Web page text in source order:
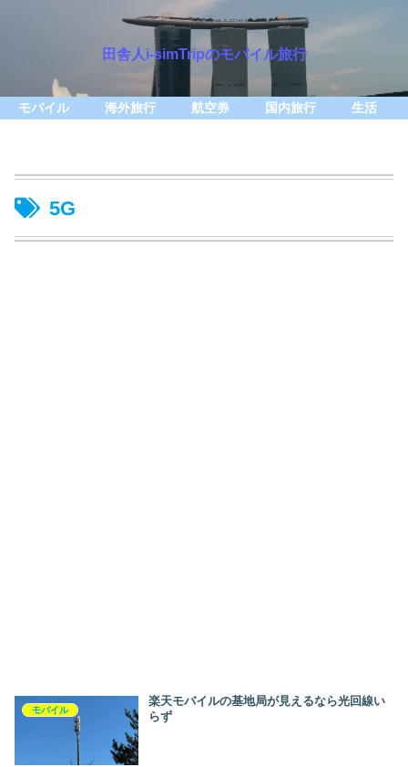
田舎人i-simTripのモバイル旅行
モバイル 海外旅行 航空券 国内旅行 生活
5G
モバイル
楽天モバイルの基地局が見えるなら光回線い
らず